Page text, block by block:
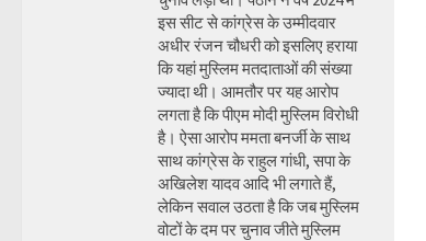
इस सीट से कांग्रेस के उम्मीदवार
अधीर रंजन चौधरी को इसलिए हराया
कि यहां मुस्लिम मतदाताओं की संख्या
ज्यादा थी। आमतौर पर यह आरोप
लगता है कि पीएम मोदी मुस्लिम विरोधी
है। ऐसा आरोप ममता बनर्जी के साथ
साथ कांग्रेस के राहुल गांधी, सपा के
अखिलेश यादव आदि भी लगाते हैं,
लेकिन सवाल उठता है कि जब मुस्लिम
वोटों के दम पर चुनाव जीते मुस्लिम